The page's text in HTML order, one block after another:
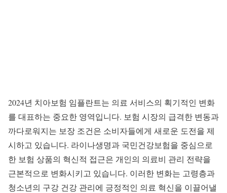
2024년 치아보험 임플란트는 의료 서비스의 획기적인 변화
를 대표하는 중요한 영역입니다. 보험 시장의 급격한 변동과
까다로워지는 보장 조건은 소비자들에게 새로운 도전을 제
시하고 있습니다. 라이나생명과 국민건강보험을 중심으로
한 보험 상품의 혁신적 접근은 개인의 의료비 관리 전략을
근본적으로 변화시키고 있습니다. 이러한 변화는 고령층과
청소년의 구강 건강 관리에 긍정적인 의료 혁신을 이끌어낼